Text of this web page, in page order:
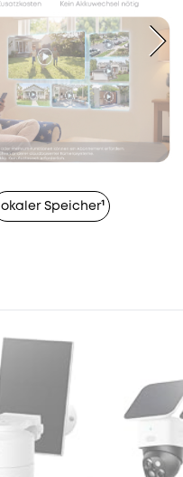
lokaler Speicher¹